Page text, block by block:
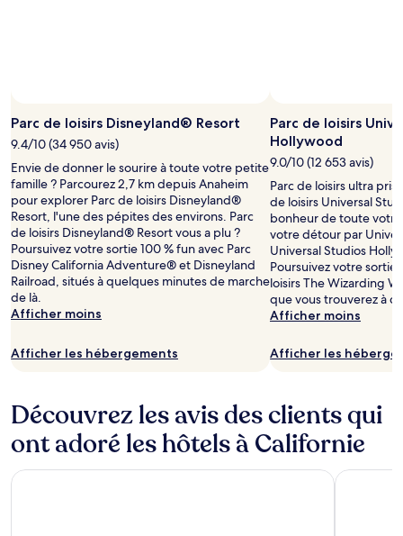
Parc de loisirs Disneyland® Resort
9.4/10 (34 950 avis)
Envie de donner le sourire à toute votre petite
famille ? Parcourez 2,7 km depuis Anaheim
pour explorer Parc de loisirs Disneyland®
Resort, l'une des pépites des environs. Parc
de loisirs Disneyland® Resort vous a plu ?
Poursuivez votre sortie 100 % fun avec Parc
Disney California Adventure® et Disneyland
Railroad, situés à quelques minutes de marche
de là.
Afficher moins
Afficher les hébergements
Parc de loisirs
Hollywood
9.0/10 (12 653 avis)
Parc de loisirs ultra
de loisirs Universal
bonheur de toute
votre détour par
Universal Studios
Poursuivez votre sortie
loisirs The Wizarding
que vous trouverez à
Afficher moins
Afficher les
Découvrez les avis des clients qui
ont adoré les hôtels à Californie
Holiday Inn Golden Gateway by IHG Hilton